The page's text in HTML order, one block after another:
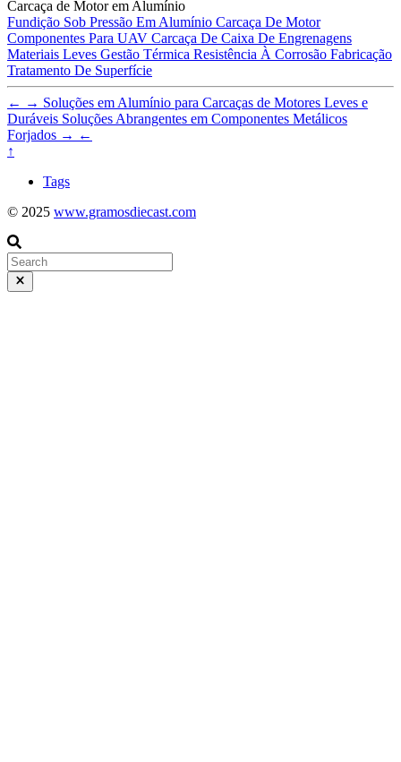
Carcaça de Motor em Alumínio
Fundição Sob Pressão Em Alumínio Carcaça De Motor
Componentes Para UAV Carcaça De Caixa De Engrenagens
Materiais Leves Gestão Térmica Resistência À Corrosão Fabricação
Tratamento De Superfície
← → Soluções em Alumínio para Carcaças de Motores Leves e
Duráveis Soluções Abrangentes em Componentes Metálicos
Forjados → ←
↑
Tags
© 2025 www.gramosdiecast.com